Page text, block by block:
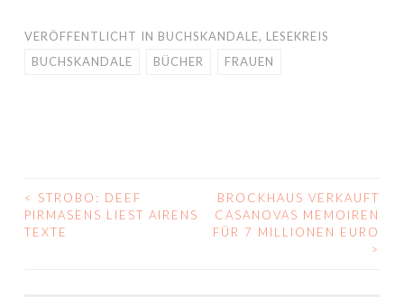
VERÖFFENTLICHT IN BUCHSKANDALE, LESEKREIS
BUCHSKANDALE
BÜCHER FRAUEN
BEITRAGS-
NAVIGATION
<
STROBO: DEEF
PIRMASENS LIEST AIRENS
TEXTE
BROCKHAUS VERKAUFT
CASANOVAS MEMOIREN
FÜR 7 MILLIONEN EURO
>